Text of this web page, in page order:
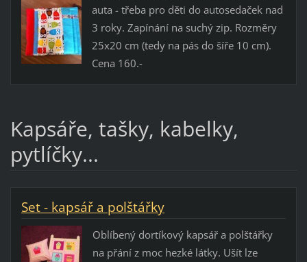
auta - třeba pro děti do autosedaček nad
3 roky. Zapínání na suchý zip. Rozměry
25x20 cm (tedy na pás do šíře 10 cm).
Cena 160.-
Kapsáře, tašky, kabelky,
pytlíčky...
Set - kapsář a polštářky
Oblíbený dortíkový kapsář a polštářky
na přání z moc hezké látky. Ušít lze